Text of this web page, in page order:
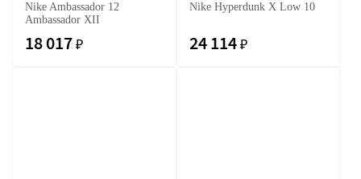
Nike Ambassador 12
Ambassador XII
18 017 ₽
Nike Hyperdunk X Low 10
24 114 ₽